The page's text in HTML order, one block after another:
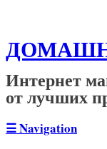
Интернет
от лучших
☰Navigation